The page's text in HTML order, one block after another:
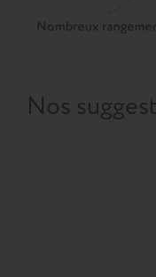
Nos